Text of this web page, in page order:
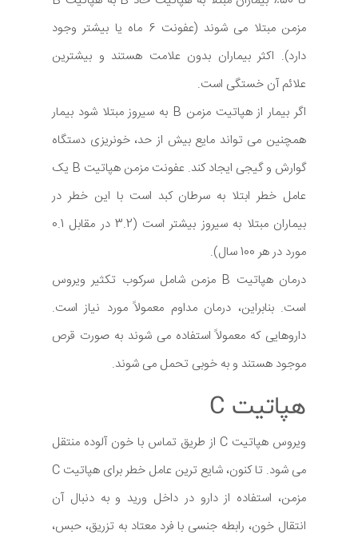
مزمن مبتلا می شوند (عفونت 6 ماه یا بیشتر وجود
دارد). اکثر بیماران بدون علامت هستند و بیشترین
علائم آن خستگی است.
اگر بیمار از هپاتیت مزمن B به سیروز مبتلا شود بیمار
همچنین می تواند مایع بیش از حد، خونریزی دستگاه
گوارش و گیجی ایجاد کند. عفونت مزمن هپاتیت B یک
عامل خطر ابتلا به سرطان کبد است با این خطر در
بیماران مبتلا به سیروز بیشتر است (3.2 در مقابل 0.1
مورد در هر 100 سال).
درمان هپاتیت B مزمن شامل سرکوب تکثیر ویروس
است. بنابراین، درمان مداوم معمولاً مورد نیاز است.
داروهایی که معمولاً استفاده می شوند به صورت قرص
موجود هستند و به خوبی تحمل می شوند.
هپاتیت C
ویروس هپاتیت C از طریق تماس با خون آلوده منتقل
می شود. تا کنون، شایع ترین عامل خطر برای هپاتیت C
مزمن، استفاده از دارو در داخل ورید و به دنبال آن
انتقال خون، رابطه جنسی با فرد معتاد به تزریق، حبس،